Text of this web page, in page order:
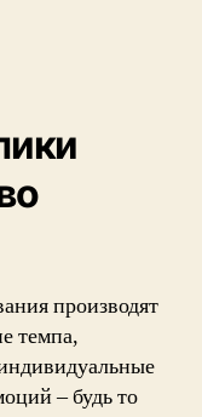
производят
темпа,
– будь то